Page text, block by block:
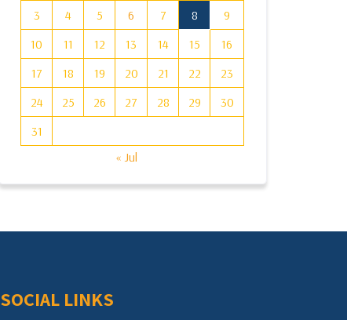
3
4 5 6 7 8
9
10
11 12 13 14 15
16
17
18 19 20 21 22
23
24
25 26 27 28 29
30
31
« Jul
SOCIAL LINKS